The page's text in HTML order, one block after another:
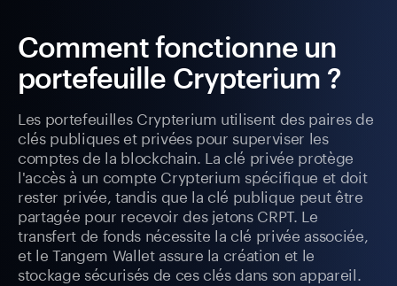
Comment fonctionne un
portefeuille Crypterium ?
Les portefeuilles Crypterium utilisent des paires de
clés publiques et privées pour superviser les
comptes de la blockchain. La clé privée protège
l'accès à un compte Crypterium spécifique et doit
rester privée, tandis que la clé publique peut être
partagée pour recevoir des jetons CRPT. Le
transfert de fonds nécessite la clé privée associée,
et le Tangem Wallet assure la création et le
stockage sécurisés de ces clés dans son appareil.